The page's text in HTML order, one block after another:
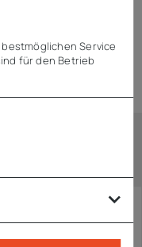
Service
für den Betrieb